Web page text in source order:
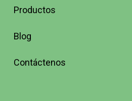
Productos
Blog
Contáctenos